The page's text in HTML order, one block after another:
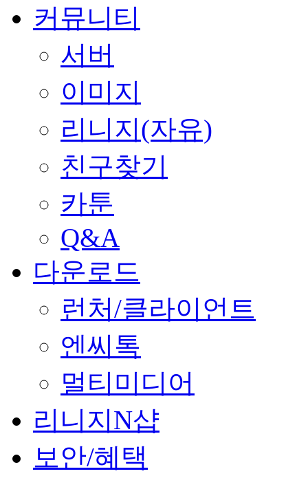
커뮤니티
서버
이미지
리니지(자유)
친구찾기
카툰
Q&A
다운로드
런처/클라이언트
엔씨톡
멀티미디어
리니지N샵
보안/혜택